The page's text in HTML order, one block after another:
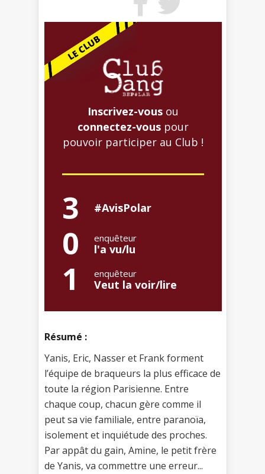
Inscrivez-vous ou
connectez-vous pour
pouvoir participer au Club !
3 #AvisPolar
0 enquêteur
l'a vu/lu
1 enquêteur
Veut la voir/lire
Résumé :
Yanis, Eric, Nasser et Frank forment
l’équipe de braqueurs la plus efficace de
toute la région Parisienne. Entre
chaque coup, chacun gère comme il
peut sa vie familiale, entre paranoïa,
isolement et inquiétude des proches.
Par appât du gain, Amine, le petit frère
de Yanis, va commettre une erreur...